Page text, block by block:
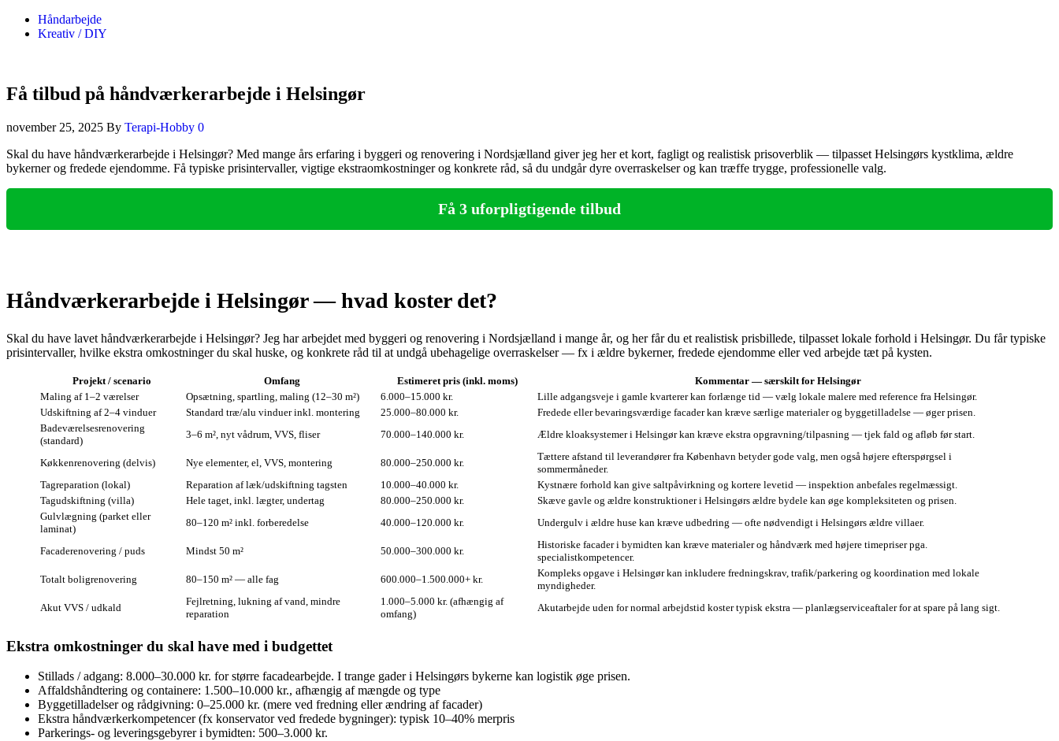
Håndarbejde
Kreativ / DIY
Få tilbud på håndværkerarbejde i Helsingør
november 25, 2025 By Terapi-Hobby 0
Skal du have håndværkerarbejde i Helsingør? Med mange års erfaring i byggeri og renovering i Nordsjælland giver jeg her et kort, fagligt og realistisk prisoverblik — tilpasset Helsingørs kystklima, ældre
bykerner og fredede ejendomme. Få typiske prisintervaller, vigtige ekstraomkostninger og konkrete råd, så du undgår dyre overraskelser og kan træffe trygge, professionelle valg.
Få 3 uforpligtigende tilbud
Håndværkerarbejde i Helsingør — hvad koster det?
Skal du have lavet håndværkerarbejde i Helsingør? Jeg har arbejdet med byggeri og renovering i Nordsjælland i mange år, og her får du et realistisk prisbillede, tilpasset lokale forhold i Helsingør. Du får typiske
prisintervaller, hvilke ekstra omkostninger du skal huske, og konkrete råd til at undgå ubehagelige overraskelser — fx i ældre bykerner, fredede ejendomme eller ved arbejde tæt på kysten.
Projekt / scenario Omfang Estimeret pris (inkl. moms)
Kommentar — særskilt for Helsingør
Maling af 1–2 værelser
Opsætning, spartling, maling (12–30 m²) 6.000–15.000 kr.
Lille adgangsveje i gamle kvarterer kan forlænge tid — vælg lokale malere med reference fra Helsingør.
Udskiftning af 2–4 vinduer
Standard træ/alu vinduer inkl. montering 25.000–80.000 kr.
Fredede eller bevaringsværdige facader kan kræve særlige materialer og byggetilladelse — øger prisen.
Badeværelsesrenovering
(standard)
3–6 m², nyt vådrum, VVS, fliser 70.000–140.000 kr. Ældre kloaksystemer i Helsingør kan kræve ekstra opgravning/tilpasning — tjek fald og afløb før start.
Køkkenrenovering (delvis) Nye elementer, el, VVS, montering 80.000–250.000 kr.
Tættere afstand til leverandører fra København betyder gode valg, men også højere efterspørgsel i
sommermåneder.
Tagreparation (lokal)
Reparation af læk/udskiftning tagsten 10.000–40.000 kr.
Kystnære forhold kan give saltpåvirkning og kortere levetid — inspektion anbefales regelmæssigt.
Tagudskiftning (villa)
Hele taget, inkl. lægter, undertag 80.000–250.000 kr.
Skæve gavle og ældre konstruktioner i Helsingørs ældre bydele kan øge kompleksiteten og prisen.
Gulvlægning (parket eller
laminat)
80–120 m² inkl. forberedelse 40.000–120.000 kr. Undergulv i ældre huse kan kræve udbedring — ofte nødvendigt i Helsingørs ældre villaer.
Facaderenovering / puds Mindst 50 m² 50.000–300.000 kr.
Historiske facader i bymidten kan kræve materialer og håndværk med højere timepriser pga.
specialistkompetencer.
Totalt boligrenovering
80–150 m² — alle fag 600.000–1.500.000+ kr.
Kompleks opgave i Helsingør kan inkludere fredningskrav, trafik/parkering og koordination med lokale
myndigheder.
Akut VVS / udkald
Fejlretning, lukning af vand, mindre
reparation
1.000–5.000 kr. (afhængig af
omfang)
Akutarbejde uden for normal arbejdstid koster typisk ekstra — planlægserviceaftaler for at spare på lang sigt.
Ekstra omkostninger du skal have med i budgettet
Stillads / adgang: 8.000–30.000 kr. for større facadearbejde. I trange gader i Helsingørs bykerne kan logistik øge prisen.
Affaldshåndtering og containere: 1.500–10.000 kr., afhængig af mængde og type
Byggetilladelser og rådgivning: 0–25.000 kr. (mere ved fredning eller ændring af facader)
Ekstra håndværkerkompetencer (fx konservator ved fredede bygninger): typisk 10–40% merpris
Parkerings- og leveringsgebyrer i bymidten: 500–3.000 kr.